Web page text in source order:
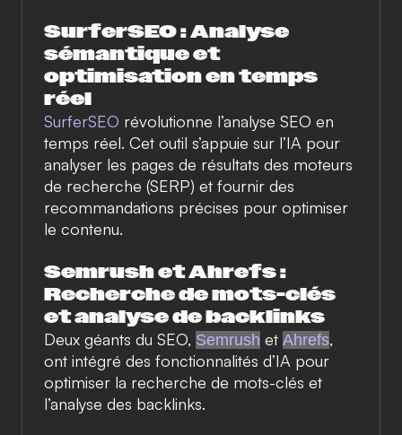
SurferSEO : Analyse
sémantique et
optimisation en temps
réel
SurferSEO révolutionne l’analyse SEO en
temps réel. Cet outil s’appuie sur l’IA pour
analyser les pages de résultats des moteurs
de recherche (SERP) et fournir des
recommandations précises pour optimiser
le contenu.
Semrush et Ahrefs :
Recherche de mots-clés
et analyse de backlinks
Deux géants du SEO, Semrush et Ahrefs,
ont intégré des fonctionnalités d’IA pour
optimiser la recherche de mots-clés et
l’analyse des backlinks.